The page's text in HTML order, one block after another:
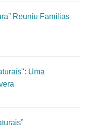
Reuniu Famílias
Uma